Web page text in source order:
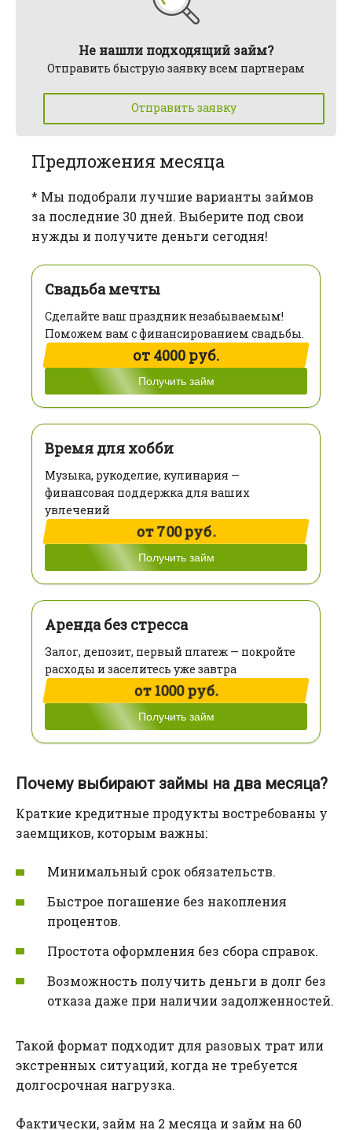
Не нашли подходящий займ?
Отправить быструю заявку всем партнерам
Отправить заявку
Предложения месяца
* Мы подобрали лучшие варианты займов
за последние 30 дней. Выберите под свои
нужды и получите деньги сегодня!
Свадьба мечты
Сделайте ваш праздник незабываемым!
Поможем вам с финансированием свадьбы.
от 4000 руб.
Получить займ
Время для хобби
Музыка, рукоделие, кулинария —
финансовая поддержка для ваших
увлечений
от 700 руб.
Получить займ
Аренда без стресса
Залог, депозит, первый платеж — покройте
расходы и заселитесь уже завтра
от 1000 руб.
Получить займ
Почему выбирают займы на два месяца?
Краткие кредитные продукты востребованы у
заемщиков, которым важны:
Минимальный срок обязательств.
Быстрое погашение без накопления
процентов.
Простота оформления без сбора справок.
Возможность получить деньги в долг без
отказа даже при наличии задолженностей.
Такой формат подходит для разовых трат или
экстренных ситуаций, когда не требуется
долгосрочная нагрузка.
Фактически, займ на 2 месяца и займ на 60